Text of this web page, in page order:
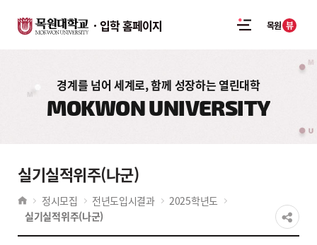
입학 홈페이지 목원 뷰
경계를 넘어 세계로, 함께 성장하는 열린대학
MOKWON UNIVERSITY
실기실적위주(나군)
정시모집 전년도입시결과
2025학년도
실기실적위주(나군)